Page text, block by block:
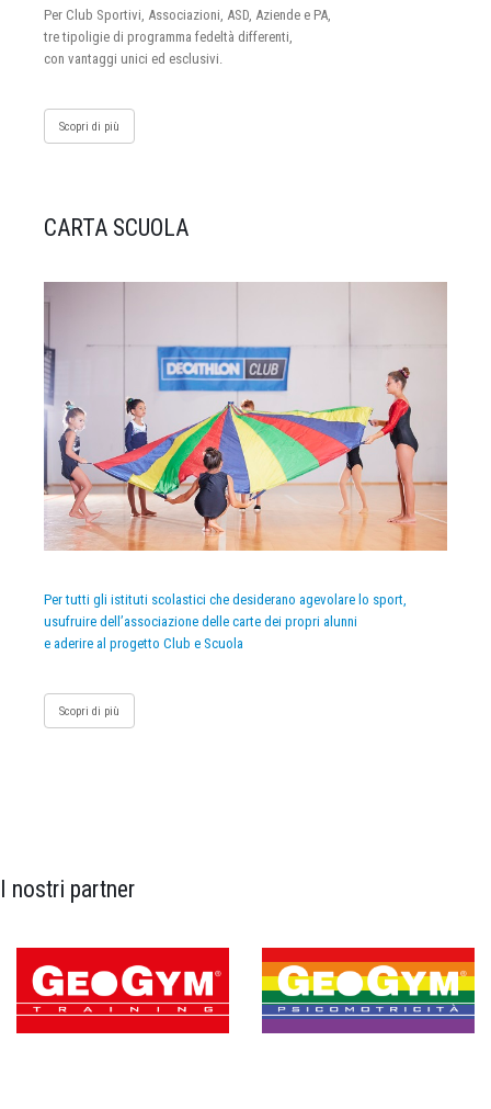
Per Club Sportivi, Associazioni, ASD, Aziende e PA,
tre tipoligie di programma fedeltà differenti,
con vantaggi unici ed esclusivi.
Scopri di più
CARTA SCUOLA
Per tutti gli istituti scolastici che desiderano agevolare lo sport,
usufruire dell’associazione delle carte dei propri alunni
e aderire al progetto Club e Scuola
Scopri di più
I nostri partner